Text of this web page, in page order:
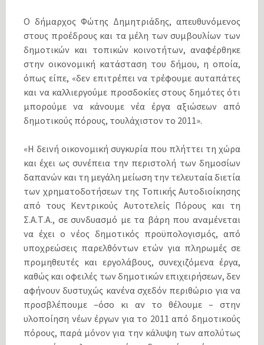
Ο δήμαρχος Φώτης Δημητριάδης, απευθυνόμενος
στους προέδρους και τα μέλη των συμβουλίων των
δημοτικών και τοπικών κοινοτήτων, αναφέρθηκε
στην οικονομική κατάσταση του δήμου, η οποία,
όπως είπε, «δεν επιτρέπει να τρέφουμε αυταπάτες
και να καλλιεργούμε προσδοκίες στους δημότες ότι
μπορούμε να κάνουμε νέα έργα αξιώσεων από
δημοτικούς πόρους, τουλάχιστον το 2011».
«Η δεινή οικονομική συγκυρία που πλήττει τη χώρα
και έχει ως συνέπεια την περιστολή των δημοσίων
δαπανών και τη μεγάλη μείωση την τελευταία διετία
των χρηματοδοτήσεων της Τοπικής Αυτοδιοίκησης
από τους Κεντρικούς Αυτοτελείς Πόρους και τη
Σ.Α.Τ.Α., σε συνδυασμό με τα βάρη που αναμένεται
να έχει ο νέος δημοτικός προϋπολογισμός, από
υποχρεώσεις παρελθόντων ετών για πληρωμές σε
προμηθευτές και εργολάβους, συνεχιζόμενα έργα,
καθώς και οφειλές των δημοτικών επιχειρήσεων, δεν
αφήνουν δυστυχώς κανένα σχεδόν περιθώριο για να
προσβλέπουμε –όσο κι αν το θέλουμε – στην
υλοποίηση νέων έργων για το 2011 από δημοτικούς
πόρους, παρά μόνον για την κάλυψη των απολύτως